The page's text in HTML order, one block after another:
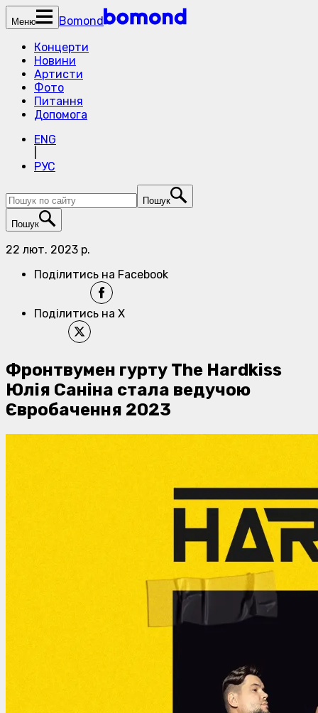
Меню
Bomond
Концерти
Новини
Артисти
Фото
Питання
Допомога
ENG
РУС
Пошук
Пошук
22 лют. 2023 р.
Поділитись на Facebook
Поділитись на X
Фронтвумен гурту The Hardkiss
Юлія Саніна стала ведучою
Євробачення 2023